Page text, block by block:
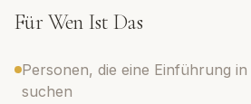
Für Wen Ist Das
Personen, die eine Einführung
suchen